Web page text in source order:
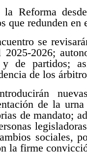
la Reforma
que redunden
se
2025-2026;
de partidos;
de los
de la
de mandato;
sociales,
la firme